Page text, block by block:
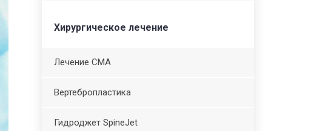
Хирургическое лечение
Лечение СМА
Вертебропластика
Гидроджет SpineJet